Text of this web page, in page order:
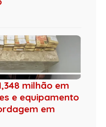
milhão em
e equipamento
em